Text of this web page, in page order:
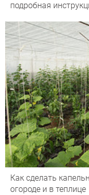
подробная
Как сделать
огороде и в теплице